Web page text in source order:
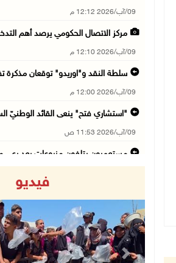
09/آب/2026 12:12 م
مركز الاتصال الحكومي يرصد أهم
09/آب/2026 12:10 م
سلطة النقد و"اوريدو" توقعان مذكرة
09/آب/2026 12:00 م
"استشاري فتح" ينعى القائد الوطنيّ
09/آب/2026 11:53 ص
مستعمرون يتلفون مزروعات بعد رعي
09/آب/2026 11:35 ص
"فتح" تنعي القائد الوطنيّ السفير
09/آب/2026 11:28 ص
فيديو
Next